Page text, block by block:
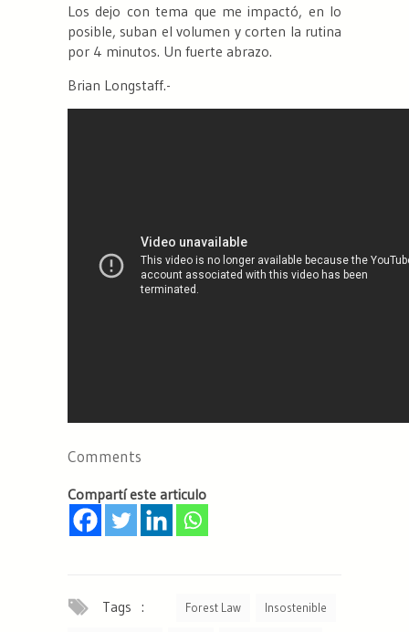
Los dejo con tema que me impactó, en lo
posible, suban el volumen y corten la rutina
por 4 minutos. Un fuerte abrazo.
Brian Longstaff.-
Comments
Compartí este articulo
Tags : Forest Law Insostenible